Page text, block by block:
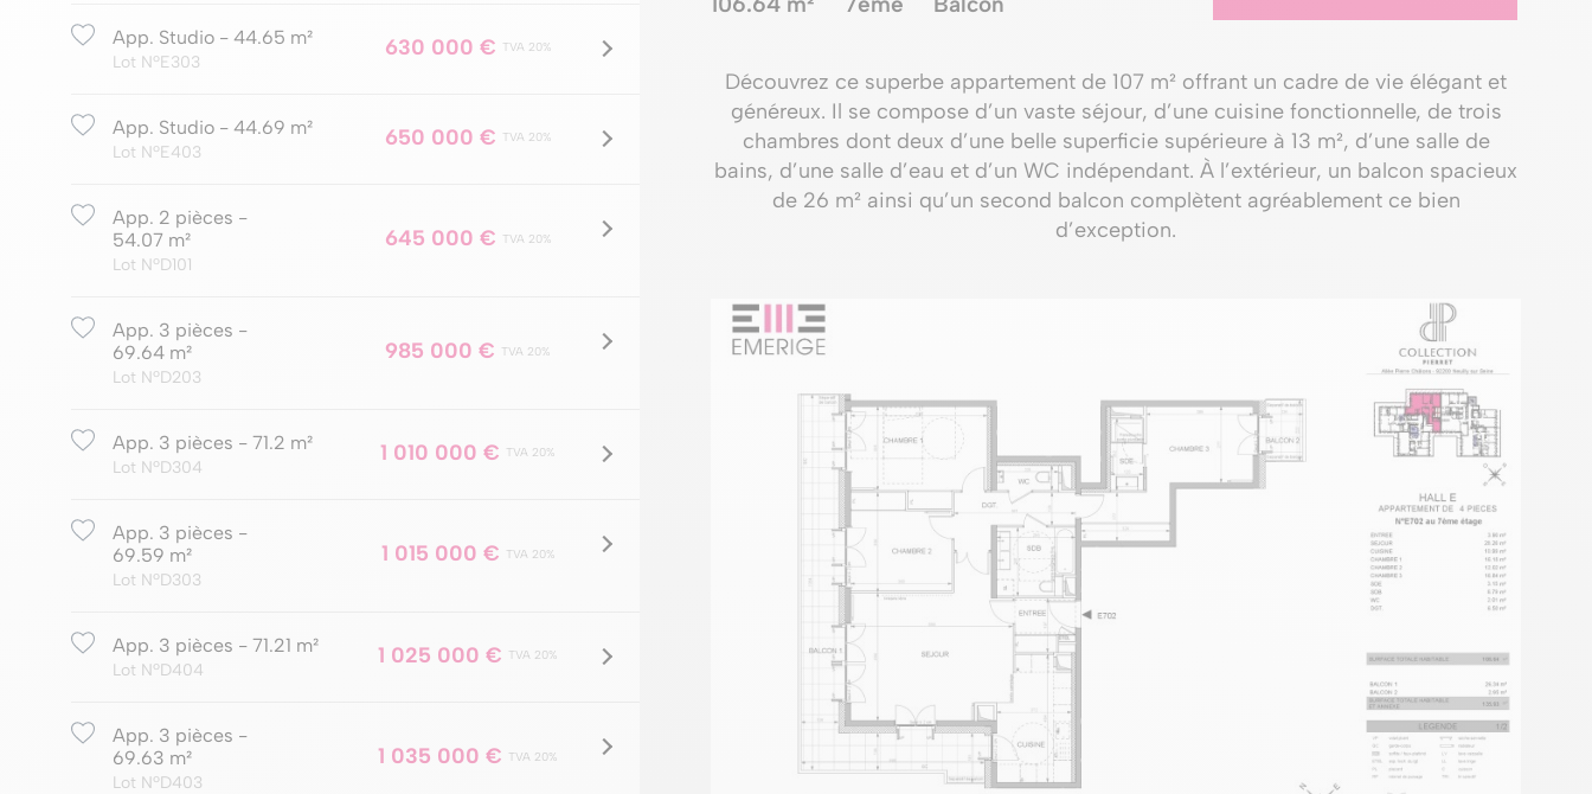
App. Studio - 44.65 m²
Lot NºE303
630 000 € TVA 20%
App. Studio - 44.69 m²
Lot NºE403
650 000 € TVA 20%
App. 2 pièces -
54.07 m²
Lot NºD101
645 000 € TVA 20%
App. 3 pièces -
69.64 m²
Lot NºD203
985 000 € TVA 20%
App. 3 pièces - 71.2 m²
Lot NºD304
1 010 000 € TVA 20%
App. 3 pièces -
69.59 m²
Lot NºD303
1 015 000 € TVA 20%
App. 3 pièces - 71.21 m²
Lot NºD404
1 025 000 € TVA 20%
App. 3 pièces -
69.63 m²
Lot NºD403
1 035 000 € TVA 20%
Découvrez ce superbe appartement de 107 m² offrant un cadre de vie élégant et
généreux. Il se compose d’un vaste séjour, d’une cuisine fonctionnelle, de trois
chambres dont deux d’une belle superficie supérieure à 13 m², d’une salle de
bains, d’une salle d’eau et d’un WC indépendant. À l’extérieur, un balcon spacieux
de 26 m² ainsi qu’un second balcon complètent agréablement ce bien
d’exception.